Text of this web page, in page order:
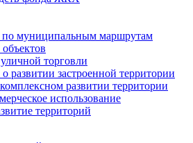
по муниципальным маршрутам
торговли
развитии застроенной территории
развитии территории
использование
территорий